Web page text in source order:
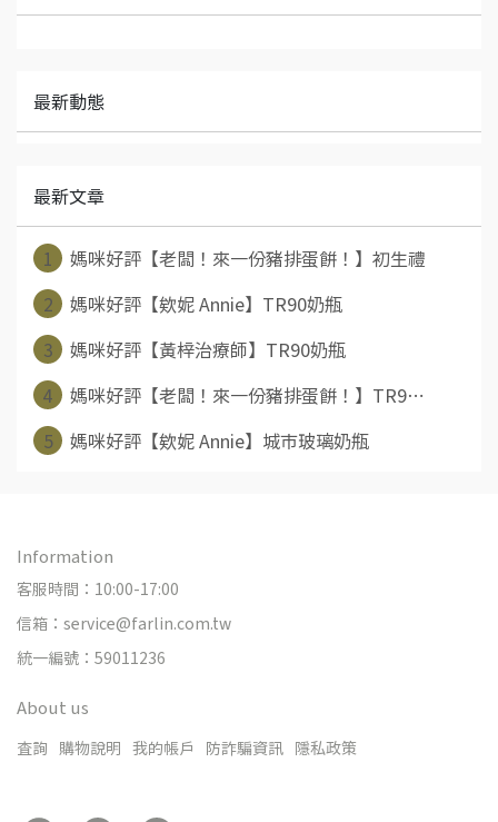
最新動態
最新文章
1
媽咪好評【老闆！來一份豬排蛋餅！】初生禮
2
媽咪好評【欸妮 Annie】TR90奶瓶
3
媽咪好評【黃梓治療師】TR90奶瓶
4
媽咪好評【老闆！來一份豬排蛋餅！】TR9⋯
5
媽咪好評【欸妮 Annie】城市玻璃奶瓶
Information
客服時間：10:00-17:00
信箱：service@farlin.com.tw
統一編號：59011236
About us
查詢 購物說明 我的帳戶 防詐騙資訊 隱私政策